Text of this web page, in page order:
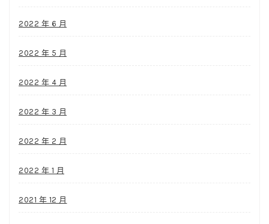
2022 年 6 月
2022 年 5 月
2022 年 4 月
2022 年 3 月
2022 年 2 月
2022 年 1 月
2021 年 12 月